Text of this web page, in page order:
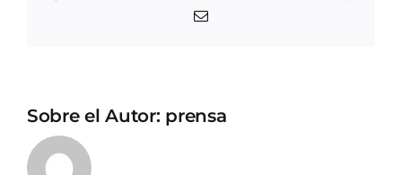
Correo
Sobre el Autor: prensa